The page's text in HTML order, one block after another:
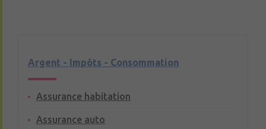
Argent - Impôts - Consommation
Assurance habitation
Assurance auto